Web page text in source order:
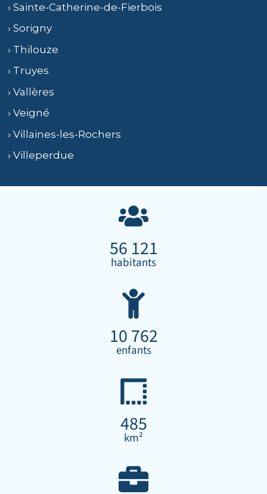
› Sainte-Catherine-de-Fierbois
› Sorigny
› Thilouze
› Truyes
› Vallères
› Veigné
› Villaines-les-Rochers
› Villeperdue
habitants
56 121
enfants
10 762
km²
485